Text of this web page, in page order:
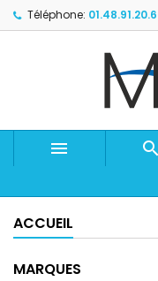
Téléphone:
 
ACCUEIL
MARQUES